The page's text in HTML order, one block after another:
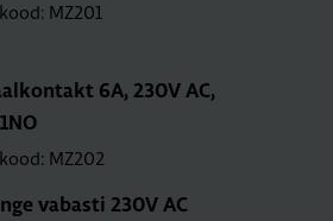
MZ201
6A, 230V AC,
MZ202
vabasti 230V AC